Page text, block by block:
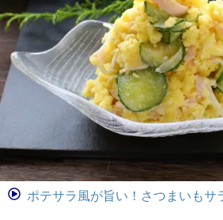
ポテサラ風が旨い！さつまいもサ